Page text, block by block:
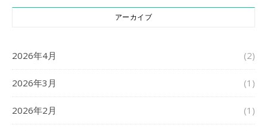
アーカイブ
2026年4月 (2)
2026年3月 (1)
2026年2月 (1)